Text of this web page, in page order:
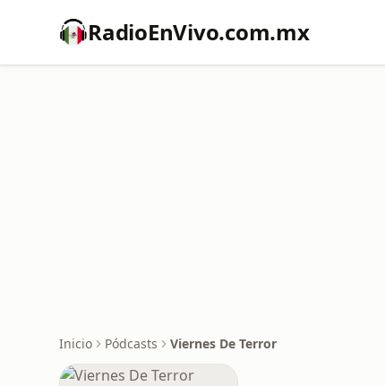
RadioEnVivo.com.mx
Inicio Pódcasts Viernes De Terror